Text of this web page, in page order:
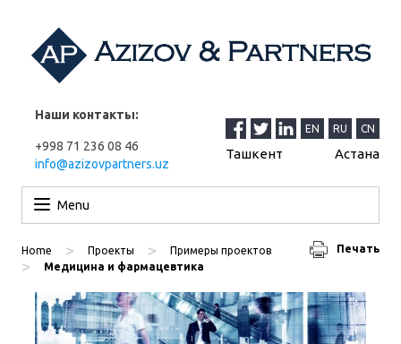
Наши контакты:
+998 71 236 08 46
info@azizovpartners.uz
EN RU CN
Ташкент Астана
Menu
Печать
Home > Проекты > Примеры проектов
> Медицина и фармацевтика